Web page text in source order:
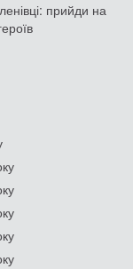
прийди на